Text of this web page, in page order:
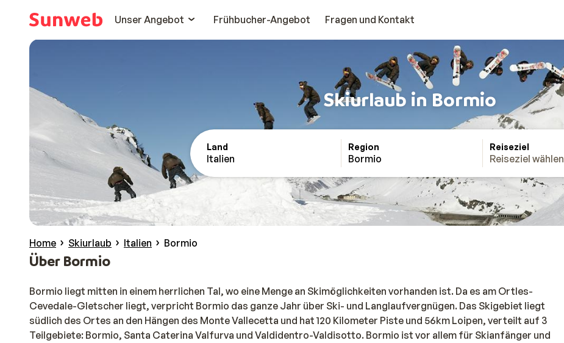
Unser Angebot
Frühbucher-Angebot Fragen und Kontakt
Skiurlaub in Bormio
Land
Italien
Region
Bormio
Reiseziel
Reiseziel wählen
Home Skiurlaub Italien Bormio
Über Bormio
Bormio liegt mitten in einem herrlichen Tal, wo eine Menge an Skimöglichkeiten vorhanden ist. Da es am Ortles-
Cevedale-Gletscher liegt, verpricht Bormio das ganze Jahr über Ski- und Langlaufvergnügen. Das Skigebiet liegt
südlich des Ortes an den Hängen des Monte Vallecetta und hat 120 Kilometer Piste und 56km Loipen, verteilt auf 3
Teilgebiete: Bormio, Santa Caterina Valfurva und Valdidentro-Valdisotto. Bormio ist vor allem für Skianfänger und